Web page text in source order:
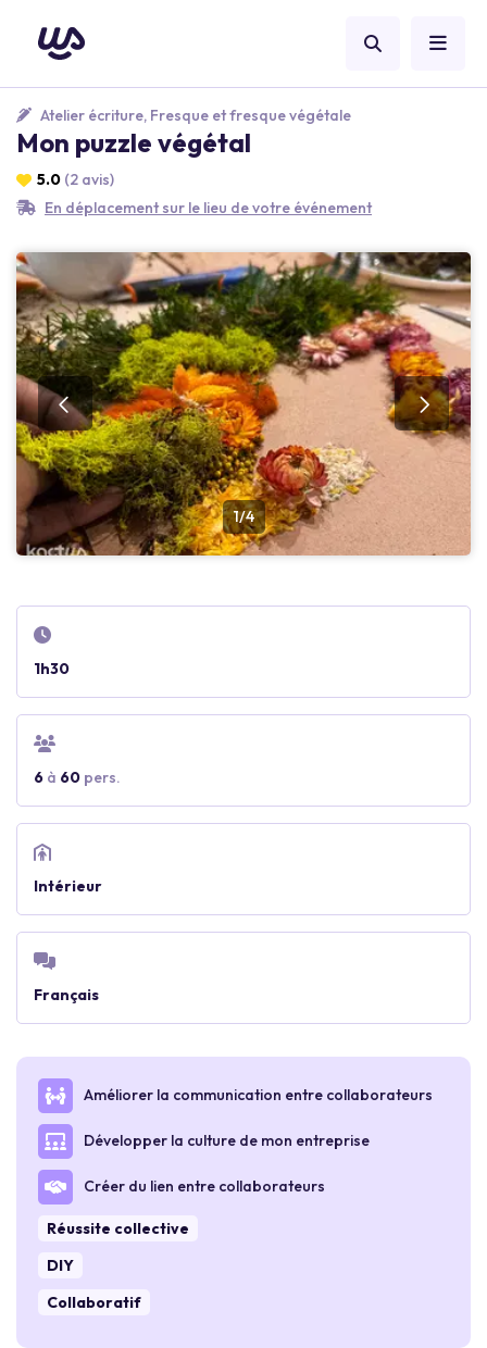
Atelier écriture, Fresque et fresque végétale
Mon puzzle végétal
5.0 (2 avis)
En déplacement sur le lieu de votre événement
1/4
1h30
6 à 60 pers.
Intérieur
Français
Améliorer la communication entre collaborateurs
Développer la culture de mon entreprise
Créer du lien entre collaborateurs
Réussite collective
DIY
Collaboratif